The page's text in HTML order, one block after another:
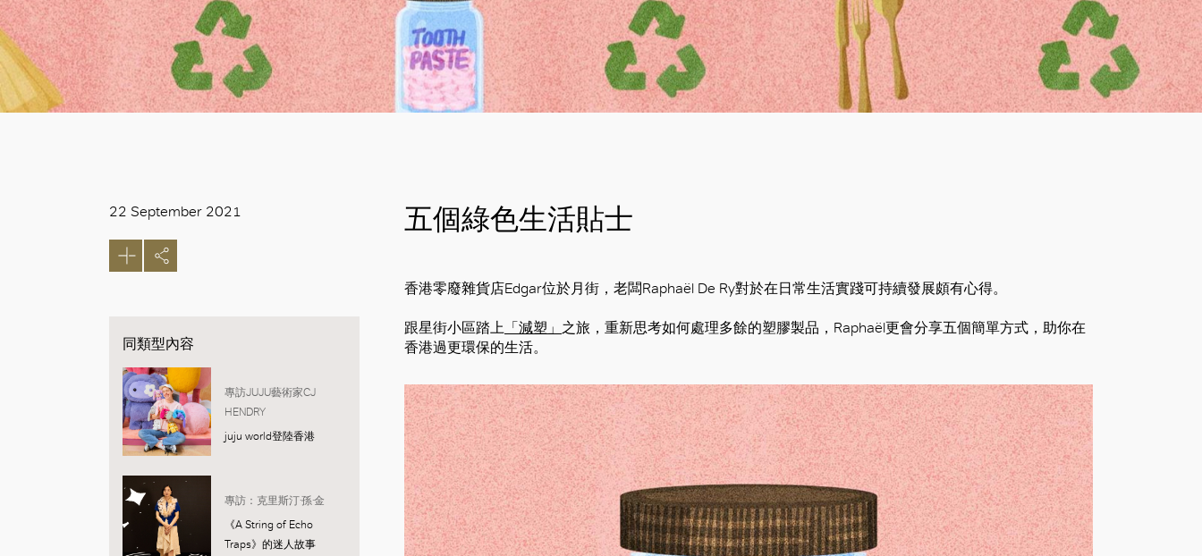
22 September 2021
同類型內容
專訪JUJU藝術家CJ
HENDRY
juju world登陸香港
專訪：克里斯汀·孫·金
《A String of Echo
Traps》的迷人故事
五個綠色生活貼士
香港零廢雜貨店Edgar位於月街，老闆Raphaël De Ry對於在日常生活實踐可持續發展頗有心得。
跟星街小區踏上 「減塑」 之旅，重新思考如何處理多餘的塑膠製品，Raphaël更會分享五個簡單方式，助你在
香港過更環保的生活。